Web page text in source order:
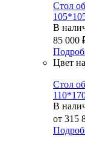
Стол
В
85 000
Цвет
Стол
В
от 315